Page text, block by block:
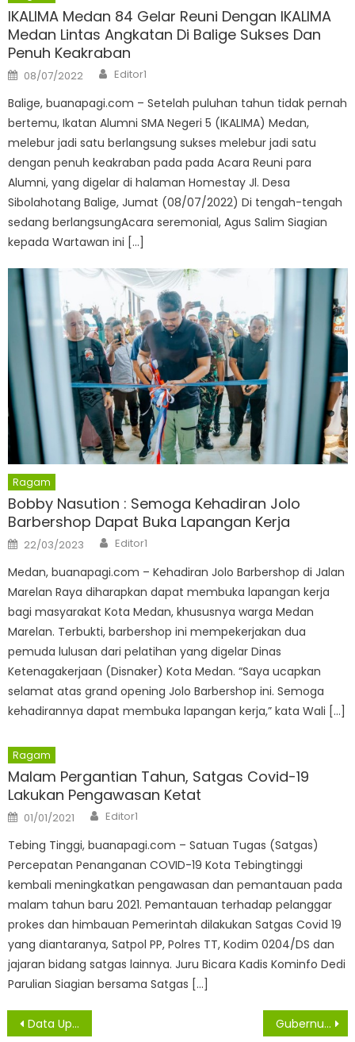
IKALIMA Medan 84 Gelar Reuni Dengan IKALIMA
Medan Lintas Angkatan Di Balige Sukses Dan
Penuh Keakraban
Posted
on
08/07/2022 Author
Editor1
Balige, buanapagi.com – Setelah puluhan tahun tidak pernah
bertemu, Ikatan Alumni SMA Negeri 5 (IKALIMA) Medan,
melebur jadi satu berlangsung sukses melebur jadi satu
dengan penuh keakraban pada pada Acara Reuni para
Alumni, yang digelar di halaman Homestay Jl. Desa
Sibolahotang Balige, Jumat (08/07/2022) Di tengah-tengah
sedang berlangsungAcara seremonial, Agus Salim Siagian
kepada Wartawan ini […]
Ragam
Bobby Nasution : Semoga Kehadiran Jolo
Barbershop Dapat Buka Lapangan Kerja
Posted
on
22/03/2023 Author
Editor1
Medan, buanapagi.com – Kehadiran Jolo Barbershop di Jalan
Marelan Raya diharapkan dapat membuka lapangan kerja
bagi masyarakat Kota Medan, khususnya warga Medan
Marelan. Terbukti, barbershop ini mempekerjakan dua
pemuda lulusan dari pelatihan yang digelar Dinas
Ketenagakerjaan (Disnaker) Kota Medan. “Saya ucapkan
selamat atas grand opening Jolo Barbershop ini. Semoga
kehadirannya dapat membuka lapangan kerja,” kata Wali […]
Ragam
Malam Pergantian Tahun, Satgas Covid-19
Lakukan Pengawasan Ketat
Posted
on
01/01/2021 Author
Editor1
Tebing Tinggi, buanapagi.com – Satuan Tugas (Satgas)
Percepatan Penanganan COVID-19 Kota Tebingtinggi
kembali meningkatkan pengawasan dan pemantauan pada
malam tahun baru 2021. Pemantauan terhadap pelanggar
prokes dan himbauan Pemerintah dilakukan Satgas Covid 19
yang diantaranya, Satpol PP, Polres TT, Kodim 0204/DS dan
jajaran bidang satgas lainnya. Juru Bicara Kadis Kominfo Dedi
Parulian Siagian bersama Satgas […]
Navigasi
Data Update Covid-19, Dua Belas Warga Asahan Sembuh, Empat Konfirmasi Virus Covid -19 Gubernur Apresiasi Perhatian KAD Dalam Pencegahan Korupsi di Sumut